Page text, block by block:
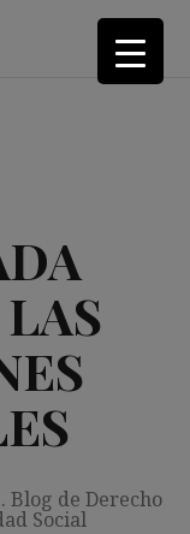
Blog de Derecho
Social